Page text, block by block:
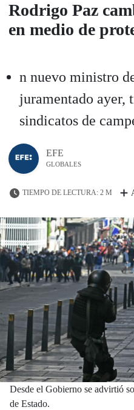
Rodrigo Paz
en medio de
n nuevo ministro
juramentado ayer,
sindicatos de
EFE
GLOBALES
TIEMPO DE LECTURA: 2 M
Desde el Gobierno se advirtió
de Estado.